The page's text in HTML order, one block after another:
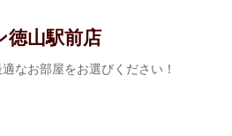
山駅前店
なお部屋をお選びください！